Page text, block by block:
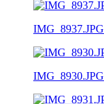
IMG_8937.JPG
IMG_8930.JPG